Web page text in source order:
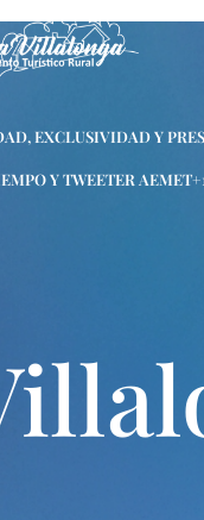
EXCLUSIVIDAD Y
Y TWEETER